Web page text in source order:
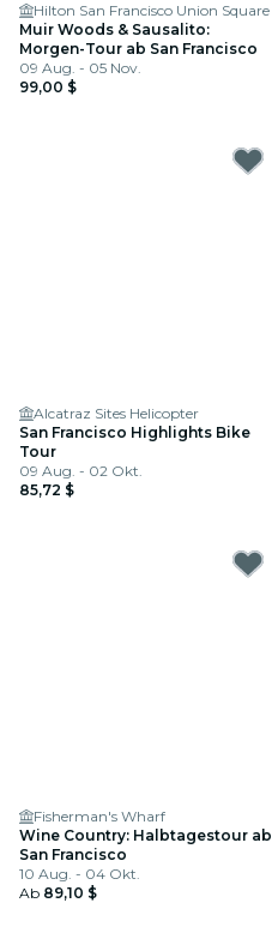
Hilton San Francisco Union Square
Muir Woods & Sausalito:
Morgen-Tour ab San Francisco
09 Aug. - 05 Nov.
99,00 $
Alcatraz Sites Helicopter
San Francisco Highlights Bike
Tour
09 Aug. - 02 Okt.
85,72 $
Fisherman's Wharf
Wine Country: Halbtagestour ab
San Francisco
10 Aug. - 04 Okt.
Ab 89,10 $